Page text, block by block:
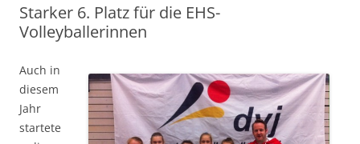
Starker 6. Platz für die EHS-
Volleyballerinnen
Auch in
diesem
Jahr
startete